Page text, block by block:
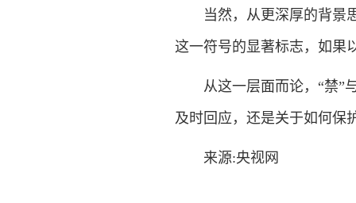
当然，从更深厚的背景思
这一符号的显著标志，如果
从这一层面而论，“禁”与
及时回应，还是关于如何保
来源:央视网